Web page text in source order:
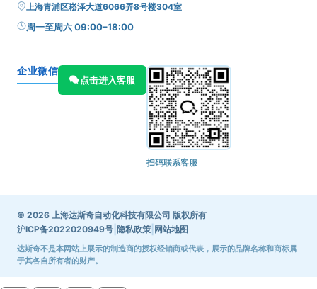
上海青浦区崧泽大道6066弄8号楼304室
周一至周六 09:00–18:00
企业微信
点击进入客服
扫码联系客服
© 2026 上海达斯奇自动化科技有限公司 版权所有
沪ICP备2022020949号 隐私政策 网站地图
达斯奇不是本网站上展示的制造商的授权经销商或代表，展示的品牌名称和商标属
于其各自所有者的财产。